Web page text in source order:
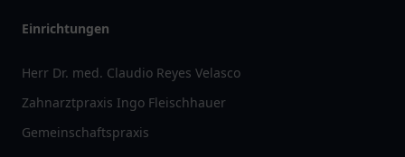
Einrichtungen
Herr Dr. med. Claudio Reyes Velasco
Zahnarztpraxis Ingo Fleischhauer
Gemeinschaftspraxis